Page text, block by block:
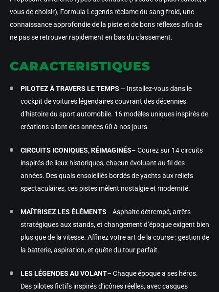
vous de choisir), Formula Legends réclame du sang froid, une
connaissance approfondie de la piste et de bons réflexes afin de
ne pas se retrouver rapidement en bas du classement.
CARACTERISTIQUES
PILOTEZ À TRAVERS LE TEMPS – Installez-vous dans le
cockpit de voitures légendaires couvrant des décennies
d’histoire du sport automobile. 16 modèles uniques inspirés de
créations allant des années 60 à nos jours.
CIRCUITS ICONIQUES, RÉIMAGINÉS– Courez sur 14 circuits
inspirés de lieux historiques, chacun évoluant au fil des
années. Des quais ensoleillés bordés de yachts aux reliefs
spectaculaires, ces pistes mêlent nostalgie et modernité.
MAÎTRISEZ LES ÉLÉMENTS– Asphalte détrempé, arrêts
stratégiques aux stands, et changement d’époque exigent bien
plus que de la vitesse. Affinez votre art de la course : gestion de
la batterie, aspiration, et quête du tour parfait.
LES LÉGENDES AU VOLANT– Chaque époque a ses héros.
Des pilotes fictifs inspirés d’icônes réelles, avec casques